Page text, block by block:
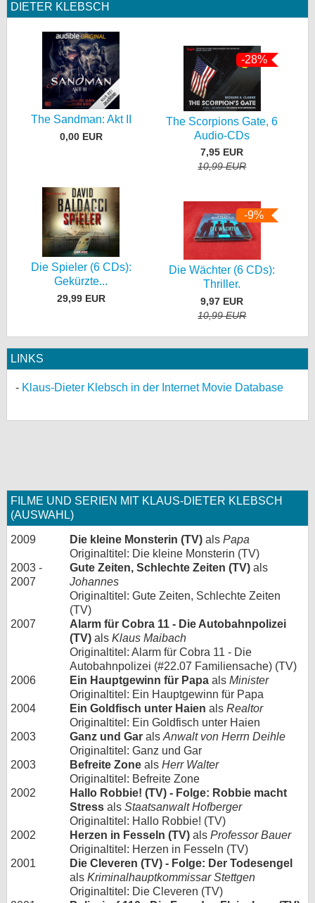
DIETER KLEBSCH
The Sandman: Akt II
0,00 EUR
-28%
The Scorpions Gate, 6
Audio-CDs
7,95 EUR
10,99 EUR
Die Spieler (6 CDs):
Gekürzte...
29,99 EUR
-9%
Die Wächter (6 CDs):
Thriller.
9,97 EUR
10,99 EUR
LINKS
Klaus-Dieter Klebsch in der Internet Movie Database
FILME UND SERIEN MIT KLAUS-DIETER KLEBSCH
(AUSWAHL)
2009 Die kleine Monsterin (TV) als Papa
Originaltitel: Die kleine Monsterin (TV)
2003 -
2007
Gute Zeiten, Schlechte Zeiten (TV) als
Johannes
Originaltitel: Gute Zeiten, Schlechte Zeiten
(TV)
2007
Alarm für Cobra 11 - Die Autobahnpolizei
(TV) als Klaus Maibach
Originaltitel: Alarm für Cobra 11 - Die
Autobahnpolizei (#22.07 Familiensache) (TV)
2006
Ein Hauptgewinn für Papa als Minister
Originaltitel: Ein Hauptgewinn für Papa
2004
Ein Goldfisch unter Haien als Realtor
Originaltitel: Ein Goldfisch unter Haien
2003
Ganz und Gar als Anwalt von Herrn Deihle
Originaltitel: Ganz und Gar
2003
Befreite Zone als Herr Walter
Originaltitel: Befreite Zone
2002
Hallo Robbie! (TV) - Folge: Robbie macht
Stress als Staatsanwalt Hofberger
Originaltitel: Hallo Robbie! (TV)
2002
Herzen in Fesseln (TV) als Professor Bauer
Originaltitel: Herzen in Fesseln (TV)
2001
Die Cleveren (TV) - Folge: Der Todesengel
als Kriminalhauptkommissar Stettgen
Originaltitel: Die Cleveren (TV)